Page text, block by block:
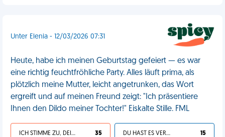
Unter Elenia - 12/03/2026 07:31
Heute, habe ich meinen Geburtstag gefeiert — es war
eine richtig feuchtfröhliche Party. Alles läuft prima, als
plötzlich meine Mutter, leicht angetrunken, das Wort
ergreift und auf meinen Freund zeigt: "Ich präsentiere
Ihnen den Dildo meiner Tochter!" Eiskalte Stille. FML
ICH STIMME ZU, DEIN LEBEN IST SCHEISSE 35 DU HAST ES VERDIENT 15